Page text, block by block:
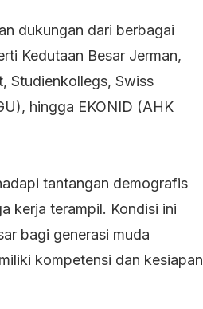
dukungan dari berbagai
Kedutaan Besar Jerman,
Studienkollegs, Swiss
hingga EKONID (AHK
tantangan demografis
kerja terampil. Kondisi ini
bagi generasi muda
kompetensi dan kesiapan